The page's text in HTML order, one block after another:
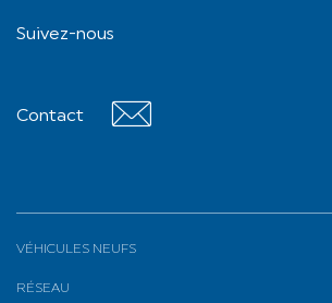
Suivez-nous
Contact
VÉHICULES NEUFS
RÉSEAU